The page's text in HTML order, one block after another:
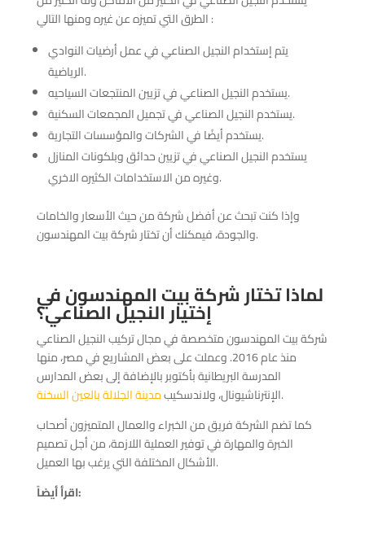
الطرق التي تميزه عن غيره ومنها التالي :
يتم إستخدام النجيل الصناعي في عمل أرضيات النوادي
الرياضية.
يستخدم النجيل الصناعي في تزيين المنتجعات السياحيه.
يستخدم النجيل الصناعي في تجميل المجمعات السكنية.
يستخدم أيضًا في الشركات والمؤسسات التجارية.
يستخدم النجيل الصناعي في تزيين حدائق وبلكونات المنازل
وغيره من الاستخدامات الكثيره الاخري.
وإذا كنت تبحث عن أفضل شركة من حيث الأسعار والخامات
والجودة، فيمكنك أن تختار شركة بيت المهندسون.
لماذا تختار شركة بيت المهندسون في
إختيار النجيل الصناعي؟
شركة بيت المهندسون متخصصة في مجال تركيب النجيل الصناعي
منذ عام 2016. وعملت على بعض المشاريع في مصر، منها
المدرسة البريطانية بأكتوبر بالإضافة إلى بعض المدارس
الإنترناشيونال، ولاندسكيبمدينة الجلالة بالعين السخنة
.
كما تضم الشركة فريق من الخبراء والعمال المتميزون أصحاب
الخبرة والمهارة في توفير العملية اللازمة، من أجل تصميم
الأشكال المختلفة التي يرغب بها العميل.
اقرأ أيضاً: